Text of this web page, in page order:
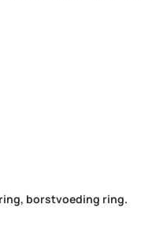
borstvoeding ring.